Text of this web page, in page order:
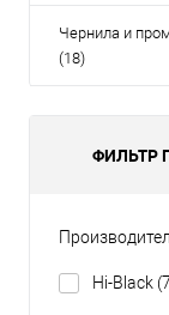
Чернила и
(18)
ФИЛЬТР
Hi-Black